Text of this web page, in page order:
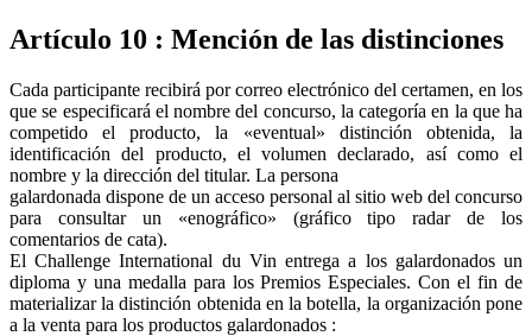
Artículo 10 : Mención de las distinciones
Cada participante recibirá por correo electrónico del certamen, en los
que se especificará el nombre del concurso, la categoría en la que ha
competido el producto, la «eventual» distinción obtenida, la
identificación del producto, el volumen declarado, así como el
nombre y la dirección del titular. La persona
galardonada dispone de un acceso personal al sitio web del concurso
para consultar un «enográfico» (gráfico tipo radar de los
comentarios de cata).
El Challenge International du Vin entrega a los galardonados un
diploma y una medalla para los Premios Especiales. Con el fin de
materializar la distinción obtenida en la botella, la organización pone
a la venta para los productos galardonados :